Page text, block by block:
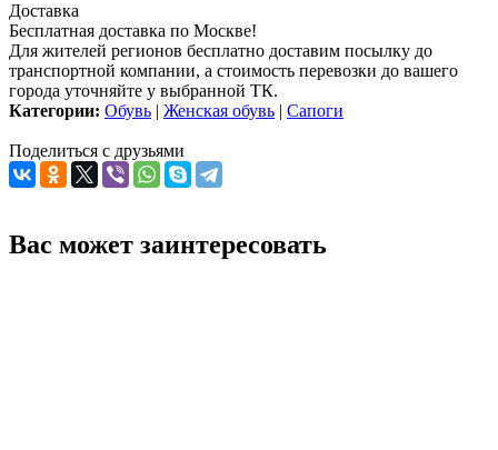
Доставка
Бесплатная доставка по Москве!
Для жителей регионов бесплатно доставим посылку до
транспортной компании, а стоимость перевозки до вашего
города уточняйте у выбранной ТК.
Категории: Обувь | Женская обувь | Сапоги
Поделиться с друзьями
Вас может заинтересовать